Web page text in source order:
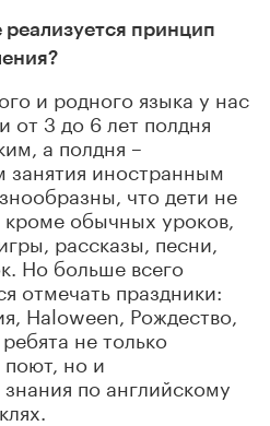
принцип
и родного языка у нас
от 3 до 6 лет полдня
а полдня –
занятия иностранным
что дети не
обычных уроков,
рассказы, песни,
Но больше всего
отмечать праздники:
Haloween, Рождество,
не только
поют, но и
по английскому